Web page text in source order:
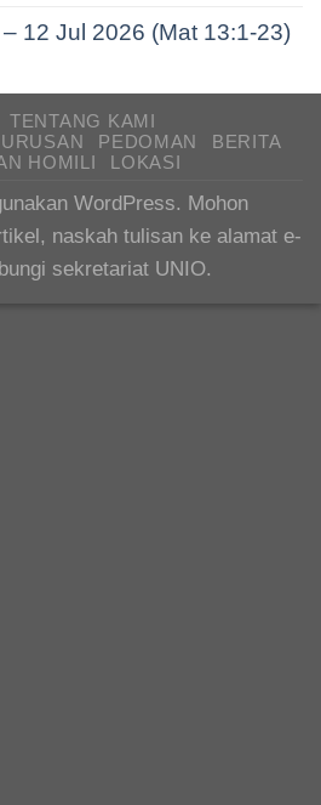
12 Jul 2026 (Mat 13:1-23)
TENTANG KAMI
PEDOMAN
BERITA
HOMILI
LOKASI
WordPress. Mohon
naskah tulisan ke alamat e-
sekretariat UNIO.